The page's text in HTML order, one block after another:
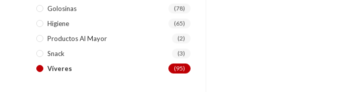
Golosinas (78)
Higiene (65)
Productos Al Mayor (2)
Snack (3)
Víveres (95)